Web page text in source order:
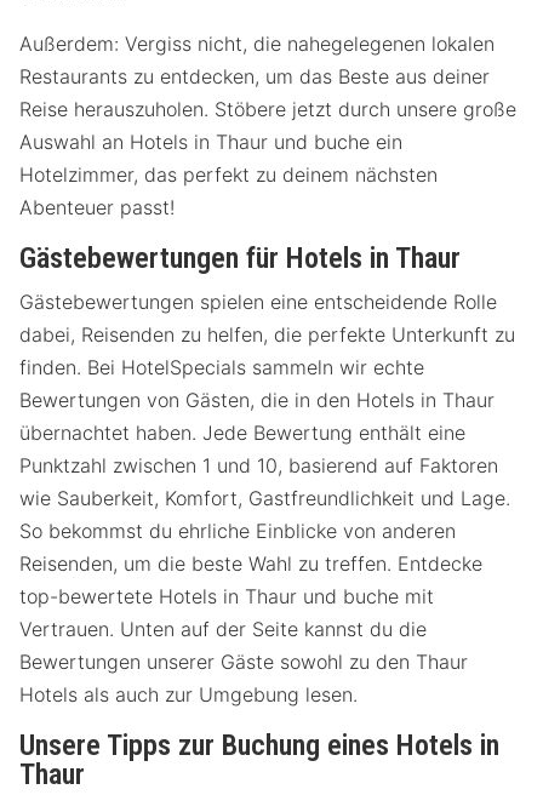
Außerdem: Vergiss nicht, die nahegelegenen lokalen
Restaurants zu entdecken, um das Beste aus deiner
Reise herauszuholen. Stöbere jetzt durch unsere große
Auswahl an Hotels in Thaur und buche ein
Hotelzimmer, das perfekt zu deinem nächsten
Abenteuer passt!
Gästebewertungen für Hotels in Thaur
Gästebewertungen spielen eine entscheidende Rolle
dabei, Reisenden zu helfen, die perfekte Unterkunft zu
finden. Bei HotelSpecials sammeln wir echte
Bewertungen von Gästen, die in den Hotels in Thaur
übernachtet haben. Jede Bewertung enthält eine
Punktzahl zwischen 1 und 10, basierend auf Faktoren
wie Sauberkeit, Komfort, Gastfreundlichkeit und Lage.
So bekommst du ehrliche Einblicke von anderen
Reisenden, um die beste Wahl zu treffen. Entdecke
top-bewertete Hotels in Thaur und buche mit
Vertrauen. Unten auf der Seite kannst du die
Bewertungen unserer Gäste sowohl zu den Thaur
Hotels als auch zur Umgebung lesen.
Unsere Tipps zur Buchung eines Hotels in
Thaur